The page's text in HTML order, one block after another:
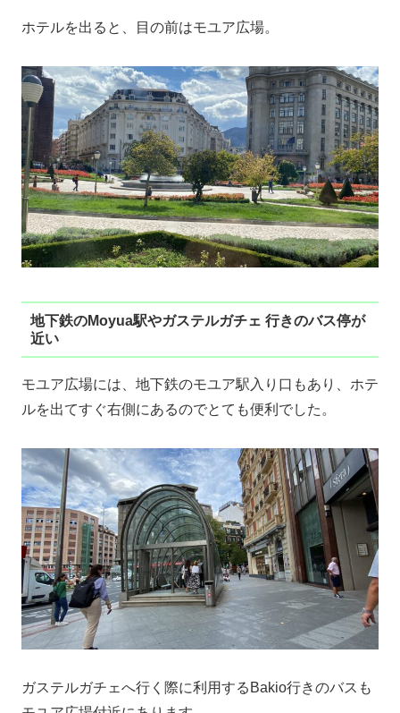
ホテルを出ると、目の前はモユア広場。
地下鉄のMoyua駅やガステルガチェ 行きのバス停が
近い
モユア広場には、地下鉄のモユア駅入り口もあり、ホテ
ルを出てすぐ右側にあるのでとても便利でした。
ガステルガチェへ行く際に利用するBakio行きのバスも